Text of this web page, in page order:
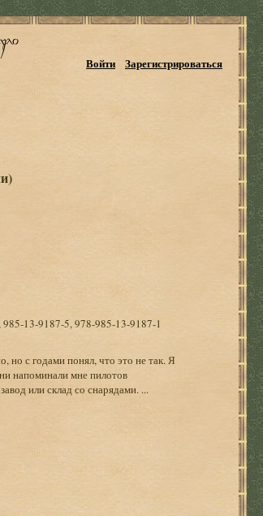
Войти Зарегистрироваться
13-9187-5, 978-985-13-9187-1
но с годами понял, что это не так. Я
напоминали мне пилотов
или склад со снарядами. ...